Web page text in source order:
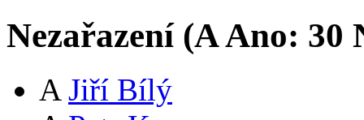
Nezařazení (AAno: 30
A Jiří Bílý